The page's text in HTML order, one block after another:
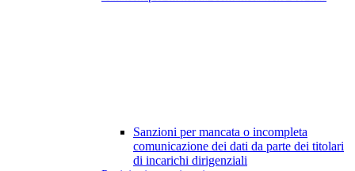
Sanzioni per mancata o incompleta
comunicazione dei dati da parte dei titolari
di incarichi dirigenziali